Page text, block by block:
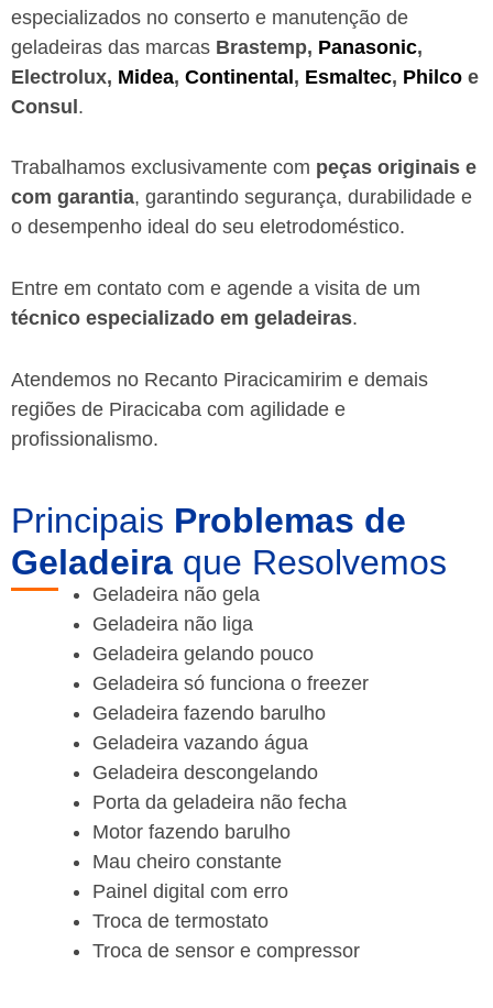
especializados no conserto e manutenção de
geladeiras das marcas Brastemp, Panasonic,
Electrolux, Midea, Continental, Esmaltec, Philco e
Consul.
Trabalhamos exclusivamente com peças originais e
com garantia, garantindo segurança, durabilidade e
o desempenho ideal do seu eletrodoméstico.
Entre em contato com e agende a visita de um
técnico especializado em geladeiras.
Atendemos no Recanto Piracicamirim e demais
regiões de Piracicaba com agilidade e
profissionalismo.
Principais Problemas de
Geladeira que Resolvemos
Geladeira não gela
Geladeira não liga
Geladeira gelando pouco
Geladeira só funciona o freezer
Geladeira fazendo barulho
Geladeira vazando água
Geladeira descongelando
Porta da geladeira não fecha
Motor fazendo barulho
Mau cheiro constante
Painel digital com erro
Troca de termostato
Troca de sensor e compressor